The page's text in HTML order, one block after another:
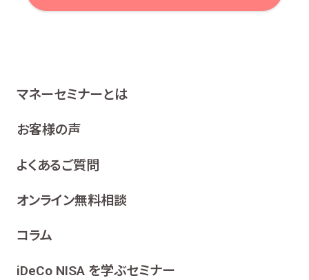
当社は、お客様の個人情報及び個人番号（以下「個人情報
当社は、個人情報等の保護に関する関係諸法令、ガイドラ
イン及び、所属金融商品取引業者の社内規程並びにこの
個人情報保護方針を遵守いたします。
2 利用目的
当社は、お客様の同意を得た場合及び法令等により例
必要な範囲内でお客様の個人情報を取り扱います。
ンケート、各種情報提供を行うため
マネーセミナーとは
お客様の声
よくあるご質問
オンライン無料相談
コラム
iDeCo NISA を学ぶセミナー